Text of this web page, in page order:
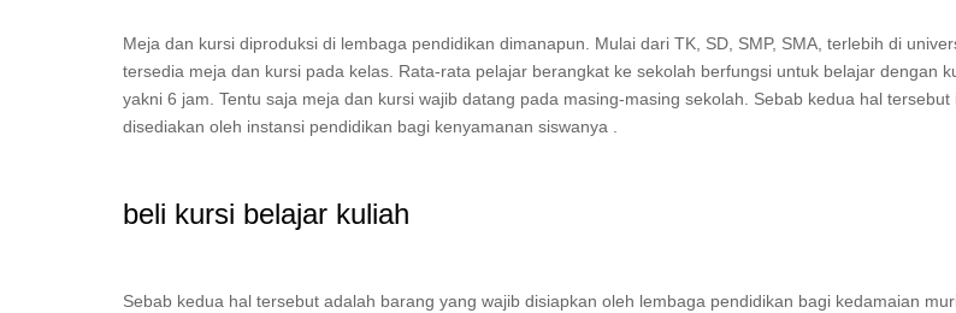
Meja dan kursi diproduksi di lembaga pendidikan dimanapun. Mulai dari TK, SD, SMP, SMA, terlebih di
tersedia meja dan kursi pada kelas. Rata-rata pelajar berangkat ke sekolah berfungsi untuk belajar dengan
yakni 6 jam. Tentu saja meja dan kursi wajib datang pada masing-masing sekolah. Sebab kedua hal
disediakan oleh instansi pendidikan bagi kenyamanan siswanya .
beli kursi belajar kuliah
Sebab kedua hal tersebut adalah barang yang wajib disiapkan oleh lembaga pendidikan bagi kedamaian